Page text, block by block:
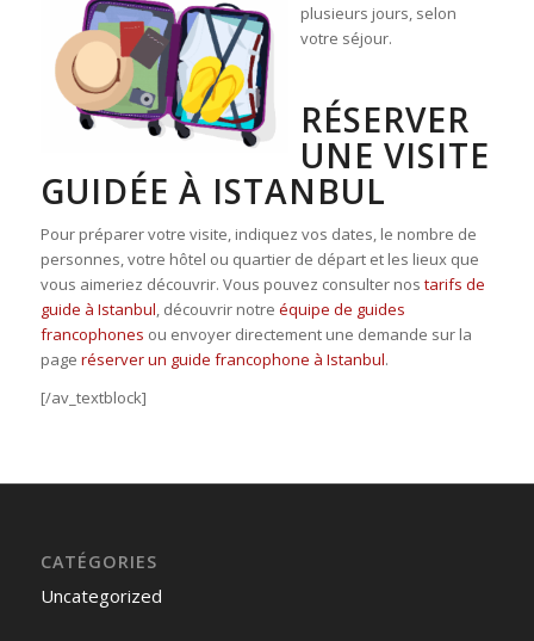
plusieurs jours, selon
votre séjour.
RÉSERVER
UNE VISITE
GUIDÉE À ISTANBUL
Pour préparer votre visite, indiquez vos dates, le nombre de
personnes, votre hôtel ou quartier de départ et les lieux que
vous aimeriez découvrir. Vous pouvez consulter nos tarifs de
guide à Istanbul , découvrir notre équipe de guides
francophones ou envoyer directement une demande sur la
page réserver un guide francophone à Istanbul.
[/av_textblock]
CATÉGORIES
Uncategorized